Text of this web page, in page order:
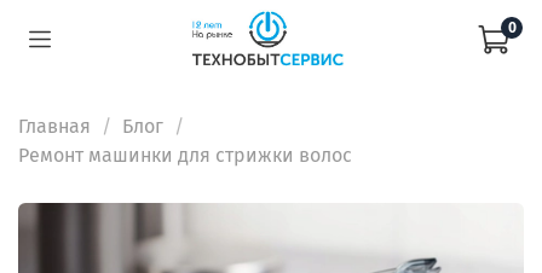
0
Главная
Блог
Ремонт машинки для стрижки волос